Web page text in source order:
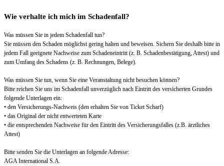
Wie verhalte ich mich im Schadenfall?
Was müssen Sie in jedem Schadenfall tun?
Sie müssen den Schaden möglichst gering halten und beweisen. Sichern Sie deshalb bitte in
jedem Fall geeignete Nachweise zum Schadeneintritt (z. B. Schadenbestätigung, Attest) und
zum Umfang des Schadens (z. B. Rechnungen, Belege).
Was müssen Sie tun, wenn Sie eine Veranstaltung nicht besuchen können?
Bitte reichen Sie uns im Schadenfall unverzüglich nach Eintritt des versicherten Grundes
folgende Unterlagen ein:
• den Versicherungs-Nachweis (den erhalten Sie von Ticket Scharf)
• das Original der nicht entwerteten Karte
• die entsprechenden Nachweise für den Eintritt des Versicherungsfalles (z.B. ärztliches
Attest)
Bitte senden Sie die Unterlagen an folgende Adresse:
AGA International S.A.